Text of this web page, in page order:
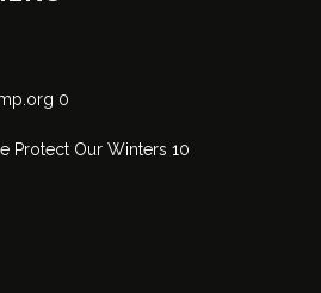
0
Protect Our Winters 10